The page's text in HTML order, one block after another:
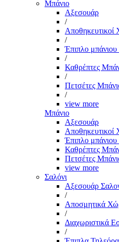
Μπάνιο
Αξεσουάρ
/
Αποθηκευτικοί
/
Έπιπλο μπάνιου
/
Καθρέπτες
/
Πετσέτες
/
view more
Μπάνιο
Αξεσουάρ
Αποθηκευτικοί
Έπιπλο μπάνιου
Καθρέπτες
Πετσέτες
view more
Σαλόνι
Αξεσουάρ
/
Αποσμητικά
/
Διαχωριστικά
/